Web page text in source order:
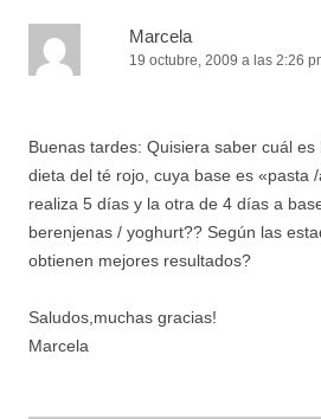
Marcela
19 octubre, 2009 a las 2:26
Buenas tardes: Quisiera saber cuál
dieta del té rojo, cuya base es «pasta
realiza 5 días y la otra de 4 días a
berenjenas / yoghurt?? Según las
obtienen mejores resultados?
Saludos,muchas gracias!
Marcela